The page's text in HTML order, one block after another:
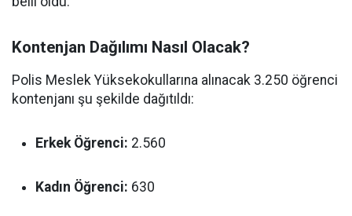
Kontenjan Dağılımı Nasıl Olacak?
Polis Meslek Yüksekokullarına alınacak 3.250 öğrenci
kontenjanı şu şekilde dağıtıldı:
Erkek Öğrenci: 2.560
Kadın Öğrenci: 630